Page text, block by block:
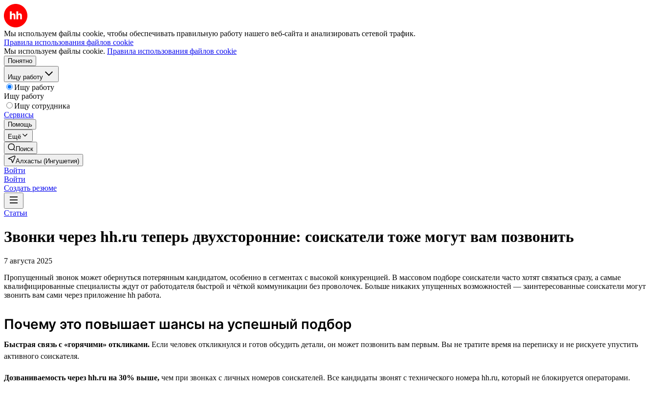
Мы используем файлы cookie, чтобы обеспечивать правильную работу нашего веб-сайта и анализировать сетевой трафик.
Правила использования файлов cookie
Мы используем файлы cookie. Правила использования файлов cookie
Понятно
Ищу работу
Ищу работу
Ищу работу
Ищу сотрудника
Сервисы
Помощь
Ещё
Поиск
Алхасты (Ингушетия)
Войти
Войти
Создать резюме
Статьи
Звонки через hh.ru теперь двухсторонние: соискатели тоже могут вам позвонить
7 августа 2025
Пропущенный звонок может обернуться потерянным кандидатом, особенно в сегментах с высокой конкуренцией. В массовом подборе соискатели часто хотят связаться сразу, а самые
квалифицированные специалисты ждут от работодателя быстрой и чёткой коммуникации без проволочек. Больше никаких упущенных возможностей — заинтересованные соискатели могут
звонить вам сами через приложение hh работа.
Почему это повышает шансы на успешный подбор
Быстрая связь с «горячими» откликами. Если человек откликнулся и готов обсудить детали, он может позвонить вам первым. Вы не тратите время на переписку и не рискуете упустить
активного соискателя.
Дозваниваемость через hh.ru на 30% выше, чем при звонках с личных номеров соискателей. Все кандидаты звонят с технического номера hh.ru, который не блокируется операторами.